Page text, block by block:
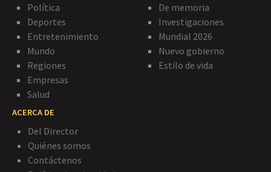
Política
Deportes
Entretenimiento
Mundo
Regiones
Empresas
Salud
De memoria
Investigaciones
Mundial 2026
Nuevo gobierno
Estilo de vida
ACERCA DE
Del Director
Quiénes somos
Contáctenos